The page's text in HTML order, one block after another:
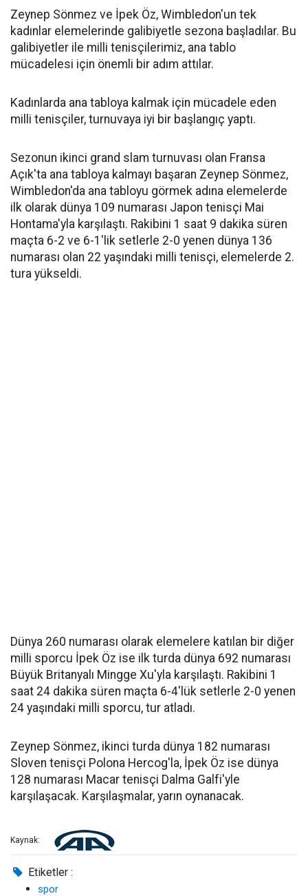
Zeynep Sönmez ve İpek Öz, Wimbledon'un tek
kadınlar elemelerinde galibiyetle sezona başladılar. Bu
galibiyetler ile milli tenisçilerimiz, ana tablo
mücadelesi için önemli bir adım attılar.
Kadınlarda ana tabloya kalmak için mücadele eden
milli tenisçiler, turnuvaya iyi bir başlangıç yaptı.
Sezonun ikinci grand slam turnuvası olan Fransa
Açık'ta ana tabloya kalmayı başaran Zeynep Sönmez,
Wimbledon'da ana tabloyu görmek adına elemelerde
ilk olarak dünya 109 numarası Japon tenisçi Mai
Hontama'yla karşılaştı. Rakibini 1 saat 9 dakika süren
maçta 6-2 ve 6-1'lik setlerle 2-0 yenen dünya 136
numarası olan 22 yaşındaki milli tenisçi, elemelerde 2.
tura yükseldi.
Dünya 260 numarası olarak elemelere katılan bir diğer
milli sporcu İpek Öz ise ilk turda dünya 692 numarası
Büyük Britanyalı Mingge Xu'yla karşılaştı. Rakibini 1
saat 24 dakika süren maçta 6-4'lük setlerle 2-0 yenen
24 yaşındaki milli sporcu, tur atladı.
Zeynep Sönmez, ikinci turda dünya 182 numarası
Sloven tenisçi Polona Hercog'la, İpek Öz ise dünya
128 numarası Macar tenisçi Dalma Galfi'yle
karşılaşacak. Karşılaşmalar, yarın oynanacak.
Kaynak:
Etiketler :
spor